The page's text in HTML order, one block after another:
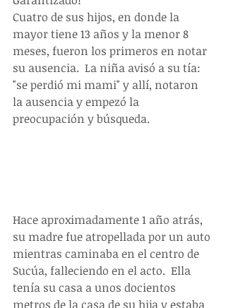
Cuatro de sus hijos, en donde la
mayor tiene 13 años y la menor 8
meses, fueron los primeros en notar
su ausencia.  La niña avisó a su tía:
"se perdió mi mami" y allí, notaron
la ausencia y empezó la
preocupación y búsqueda.
Hace aproximadamente 1 año atrás,
su madre fue atropellada por un auto
mientras caminaba en el centro de
Sucúa, falleciendo en el acto.  Ella
tenía su casa a unos docientos
metros de la casa de su hija y estaba